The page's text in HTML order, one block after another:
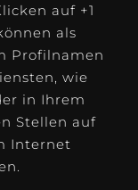
auf +1
als
Profilnamen
wie
in Ihrem
Stellen auf
Internet